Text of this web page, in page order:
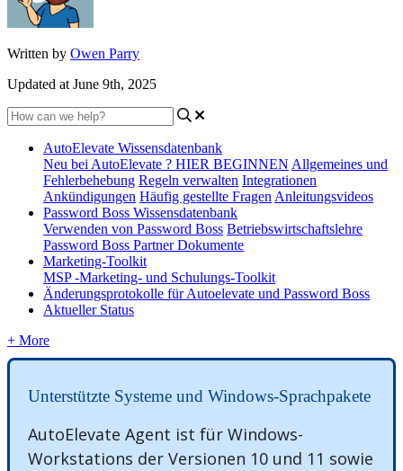
Written by Owen Parry
Updated at June 9th, 2025
AutoElevate Wissensdatenbank
Neu bei AutoElevate ? HIER BEGINNEN Allgemeines und
Fehlerbehebung Regeln verwalten Integrationen
Ankündigungen Häufig gestellte Fragen Anleitungsvideos
Password Boss Wissensdatenbank
Verwenden von Password Boss Betriebswirtschaftslehre
Password Boss Partner Dokumente
Marketing-Toolkit
MSP -Marketing- und Schulungs-Toolkit
Änderungsprotokolle für Autoelevate und Password Boss
Aktueller Status
+ More
Unterstützte Systeme und Windows-Sprachpakete
AutoElevate Agent ist für Windows-
Workstations der Versionen 10 und 11 sowie